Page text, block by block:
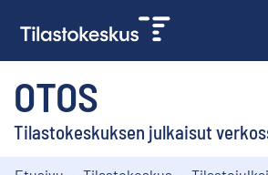
OTOS
Tilastokeskuksen julkaisut